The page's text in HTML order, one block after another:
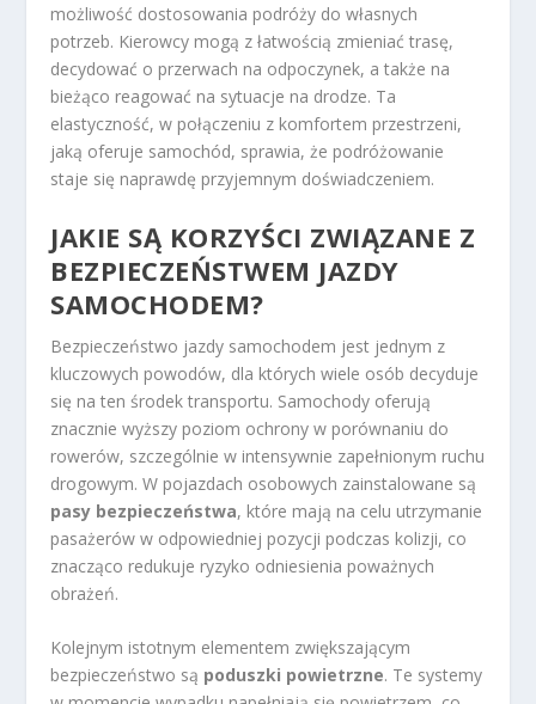
możliwość dostosowania podróży do własnych
potrzeb. Kierowcy mogą z łatwością zmieniać trasę,
decydować o przerwach na odpoczynek, a także na
bieżąco reagować na sytuacje na drodze. Ta
elastyczność, w połączeniu z komfortem przestrzeni,
jaką oferuje samochód, sprawia, że podróżowanie
staje się naprawdę przyjemnym doświadczeniem.
JAKIE SĄ KORZYŚCI ZWIĄZANE Z
BEZPIECZEŃSTWEM JAZDY
SAMOCHODEM?
Bezpieczeństwo jazdy samochodem jest jednym z
kluczowych powodów, dla których wiele osób decyduje
się na ten środek transportu. Samochody oferują
znacznie wyższy poziom ochrony w porównaniu do
rowerów, szczególnie w intensywnie zapełnionym ruchu
drogowym. W pojazdach osobowych zainstalowane są
pasy bezpieczeństwa, które mają na celu utrzymanie
pasażerów w odpowiedniej pozycji podczas kolizji, co
znacząco redukuje ryzyko odniesienia poważnych
obrażeń.
Kolejnym istotnym elementem zwiększającym
bezpieczeństwo są poduszki powietrzne. Te systemy